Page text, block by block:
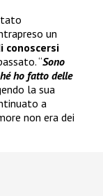
un
conoscersi
“Sono
ho fatto delle
la sua
a
non era dei